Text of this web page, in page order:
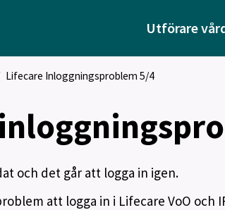
Utförare
Lifecare Inloggningsproblem 5/4
och det går att logga in igen.
att logga in i Lifecare VoO och